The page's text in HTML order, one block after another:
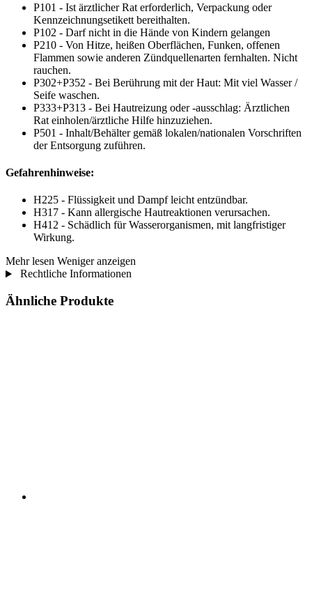
P101 - Ist ärztlicher Rat erforderlich, Verpackung oder
Kennzeichnungsetikett bereithalten.
P102 - Darf nicht in die Hände von Kindern gelangen
P210 - Von Hitze, heißen Oberflächen, Funken, offenen
Flammen sowie anderen Zündquellenarten fernhalten. Nicht
rauchen.
P302+P352 - Bei Berührung mit der Haut: Mit viel Wasser /
Seife waschen.
P333+P313 - Bei Hautreizung oder -ausschlag: Ärztlichen
Rat einholen/ärztliche Hilfe hinzuziehen.
P501 - Inhalt/Behälter gemäß lokalen/nationalen Vorschriften
der Entsorgung zuführen.
Gefahrenhinweise:
H225 - Flüssigkeit und Dampf leicht entzündbar.
H317 - Kann allergische Hautreaktionen verursachen.
H412 - Schädlich für Wasserorganismen, mit langfristiger
Wirkung.
Mehr lesen Weniger anzeigen
Rechtliche Informationen
Ähnliche Produkte